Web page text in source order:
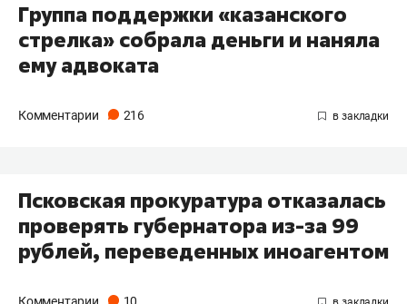
Группа поддержки «казанского
стрелка» собрала деньги и наняла
ему адвоката
Комментарии 216
Псковская прокуратура отказалась
проверять губернатора из-за 99
рублей, переведенных иноагентом